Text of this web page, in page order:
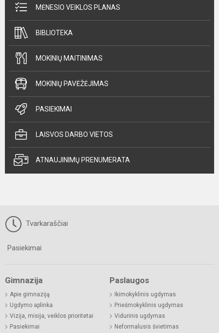
MĖNESIO VEIKLOS PLANAS
BIBLIOTEKA
MOKINIŲ MAITINIMAS
MOKINIŲ PAVĖŽĖJIMAS
PASIEKIMAI
LAISVOS DARBO VIETOS
ATNAUJINIMŲ PRENUMERATA
Tvarkaraščiai
Pasiekimai
Gimnazija
Apie gimnaziją
Ugdymo aplinka
Vizija, misija, veiklos prioritetai
Pasiekimai
Paslaugos
Ikimokyklinis ugdymas
Priešmokyklinis ugdymas
Vidurinis ugdymas
Neformalusis švietimas